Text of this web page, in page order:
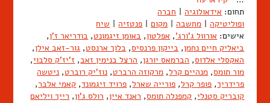
תחום: אידאולוגיה | חברה
ופוליטיקה | מחשבה | מקום | פנטזיה | שיח
אישים: אורוול ג'ורג', אפלטון, באומן זיגמונט, בודריאר ז'ן,
ביאליק חיים נחמן, בייקון פרנסיס, בלוך ארנסט, גור-זאב אילן,
האקסלי אלדוס, הברמאס יורגן, הרצל בנימין זאב, ז'יז'ק סלבוי,
מור תומס, מנהיים קרל, מרקוזה הרברט, נוז'יק רוברט, ניטשה
פרידריך, פופר קרל, פורייה שארל, פרויד זיגמונד, קאמי אלבר,
קובריק סטנלי, קמפנלה תומס, ראנד איין, רולס ג'ון, רייך ויליאם